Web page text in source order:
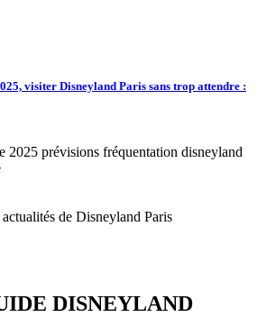
visiter Disneyland Paris sans trop attendre :
de Disneyland Paris
DISNEYLAND